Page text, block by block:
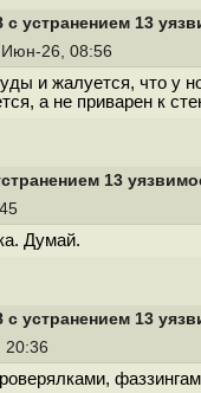
устранением 13
26, 08:56
и жалуется, что у
а не приварен к
13
Думай.
устранением 13
20:36